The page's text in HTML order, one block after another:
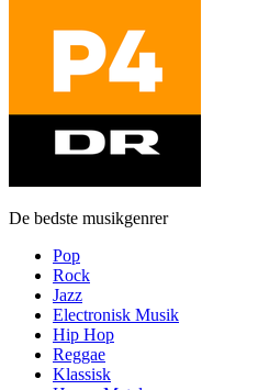
De bedste musikgenrer
Pop
Rock
Jazz
Electronisk Musik
Hip Hop
Reggae
Klassisk